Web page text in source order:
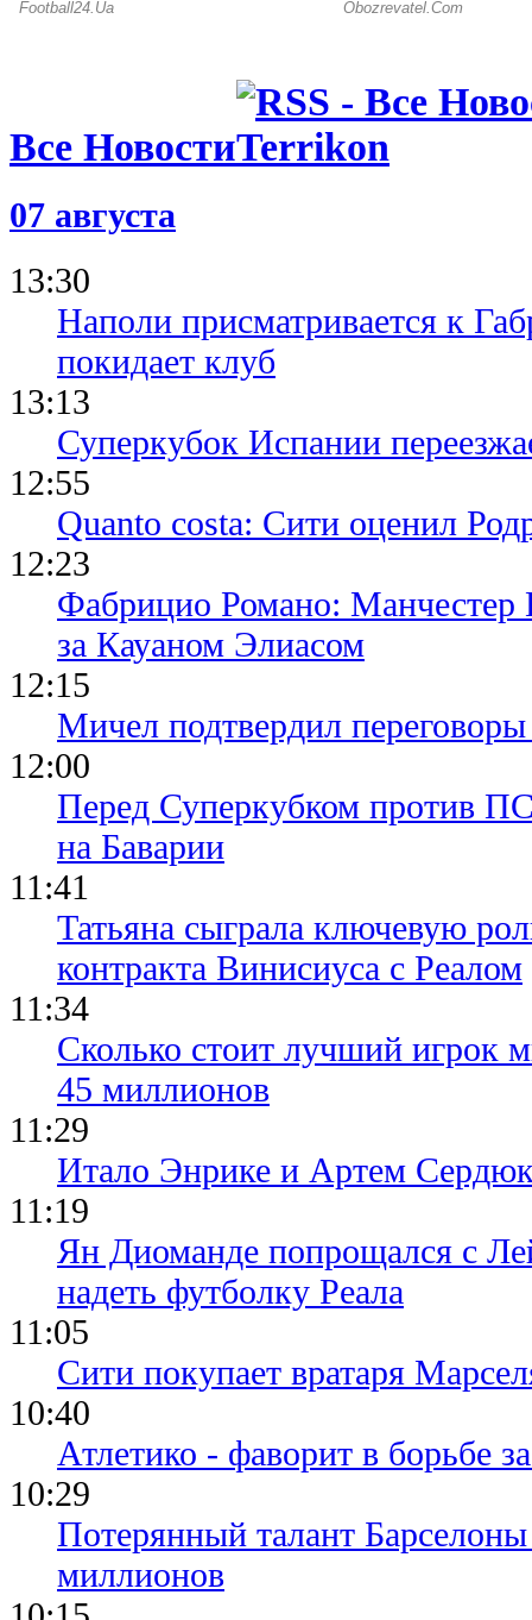
Все Новости
07 августа
13:30
Наполи присматривается к
покидает клуб
13:13
Суперкубок Испании
12:55
Quanto costa: Сити оценил
12:23
Фабрицио Романо: Манчестер
за Кауаном Элиасом
12:15
Мичел подтвердил
12:00
Перед Суперкубком против
на Баварии
11:41
Татьяна сыграла ключевую
контракта Винисиуса с Реалом
11:34
Сколько стоит лучший игрок
45 миллионов
11:29
Итало Энрике и Артем
11:19
Ян Диоманде попрощался с
надеть футболку Реала
11:05
Сити покупает вратаря
10:40
Атлетико - фаворит в борьбе
10:29
Потерянный талант
миллионов